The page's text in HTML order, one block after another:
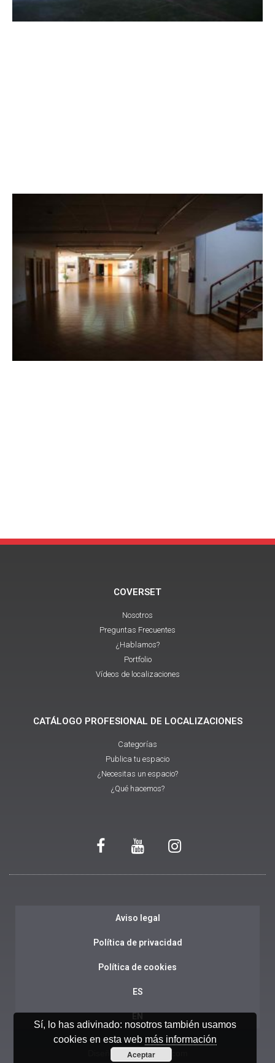
COVERSET
Nosotros
Preguntas Frecuentes
¿Hablamos?
Portfolio
Vídeos de localizaciones
CATÁLOGO PROFESIONAL DE LOCALIZACIONES
Categorías
Publica tu espacio
¿Necesitas un espacio?
¿Qué hacemos?
Aviso legal
Política de privacidad
Política de cookies
ES
EN
Diseño web:Ensalza.com
Sí, lo has adivinado: nosotros también usamos
cookies en esta web más información
Aceptar